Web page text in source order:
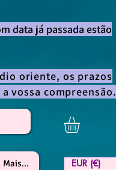
data já passada estão
oriente, os prazos
vossa compreensão.
Mais... EUR (€)